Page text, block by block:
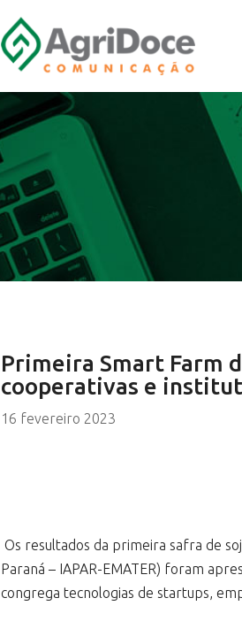
Primeira Smart Farm
cooperativas e
16 fevereiro 2023
Os resultados da primeira safra de
Paraná – IAPAR-EMATER) foram
congrega tecnologias de startups,